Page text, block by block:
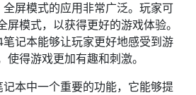
屏模式的应用非常广泛。玩家可
屏模式，以获得更好的游戏体验。
记本能够让玩家更好地感受到游
得游戏更加有趣和刺激。
本中一个重要的功能，它能够提